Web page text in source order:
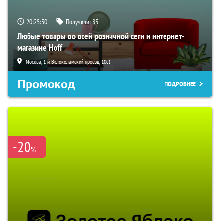
20:25:29 Получили:83
Любые товары во всей розничной сети и интернет-
магазине Hoff
Москва, 1-й Волоколамский проезд, 10с1
Промокод ПОДРОБНЕЕ
-20%